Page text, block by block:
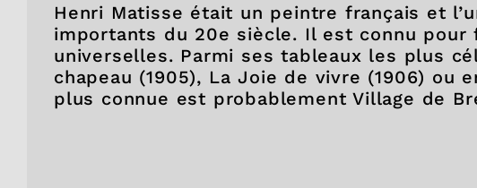
Henri Matisse était un peintre français et
importants du 20e siècle. Il est connu
universelles. Parmi ses tableaux les plus
chapeau (1905), La Joie de vivre (1906) ou
plus connue est probablement Village de